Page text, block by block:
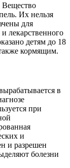
Вещество
Их нельзя
для
лекарственного
детям до 18
кормящим.
в
при
и
и разрешен
болезни